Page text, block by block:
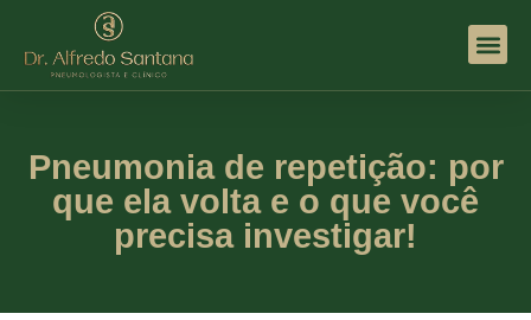
Pneumonia de repetição: por
que ela volta e o que você
precisa investigar!